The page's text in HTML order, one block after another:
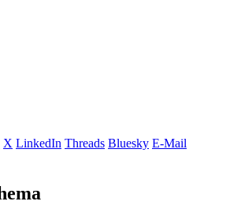
X LinkedIn Threads Bluesky E-Mail